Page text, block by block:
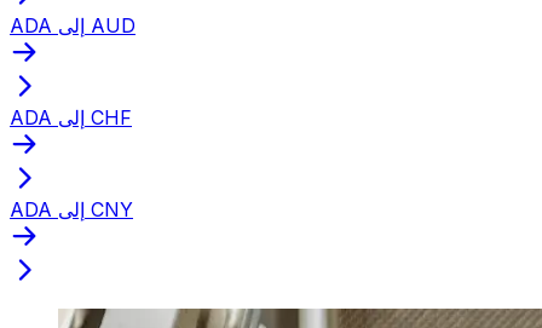
ADA إلى AUD
ADA إلى CHF
ADA إلى CNY